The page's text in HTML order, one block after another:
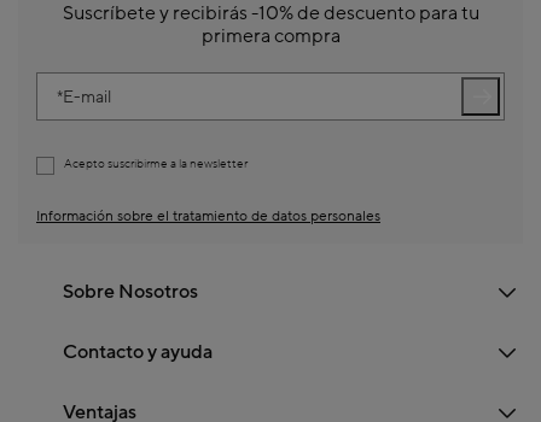
Suscríbete y recibirás -10% de descuento para tu
primera compra
E-mail
Acepto suscribirme a la newsletter
Información sobre el tratamiento de datos personales
Sobre Nosotros
Contacto y ayuda
Ventajas